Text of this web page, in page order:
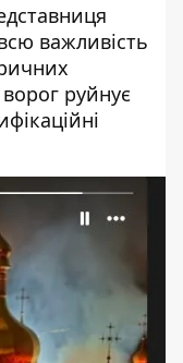
важливість
руйнує